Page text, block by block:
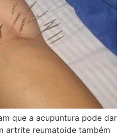
que a acupuntura pode dar
artrite reumatoide também